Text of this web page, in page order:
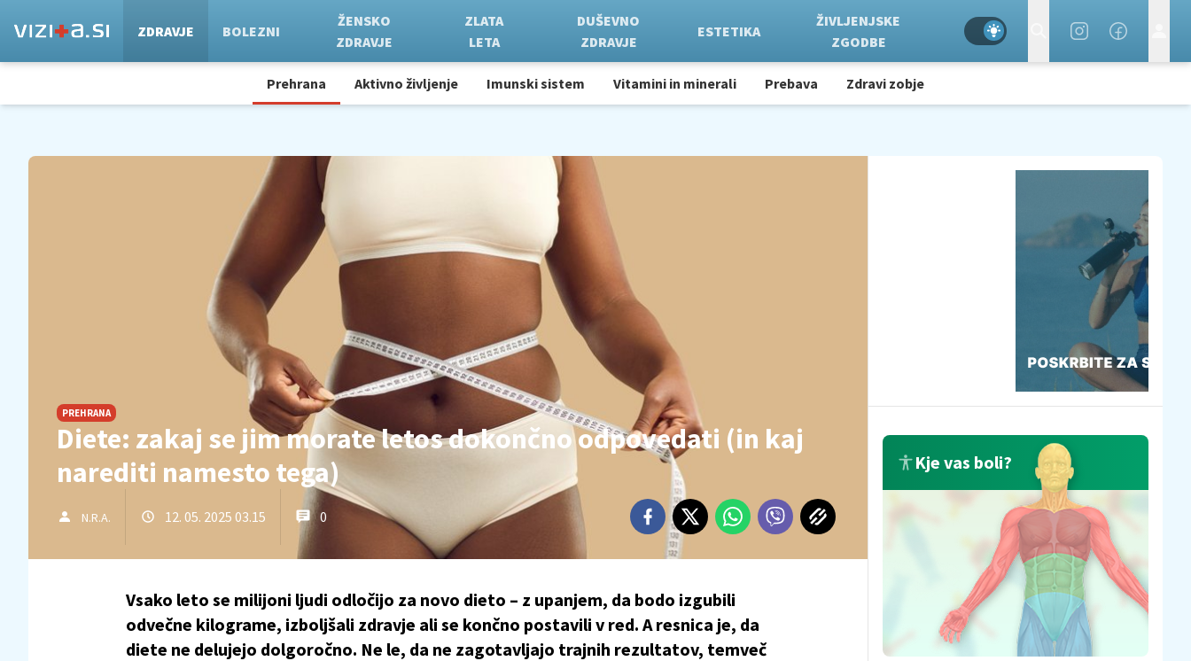
ZDRAVJE BOLEZNI
ŽENSKO
ZDRAVJE
ZLATA
LETA
DUŠEVNO
ZDRAVJE
ESTETIKA
ŽIVLJENJSKE
ZGODBE
Prehrana Aktivno življenje Imunski sistem Vitamini in minerali Prebava Zdravi zobje
PREHRANA
Diete: zakaj se jim morate letos dokončno odpovedati (in kaj
narediti namesto tega)
N.R.A. 12. 05. 2025 03.15 0
Vsako leto se milijoni ljudi odločijo za novo dieto – z upanjem, da bodo izgubili
odvečne kilograme, izboljšali zdravje ali se končno postavili v red. A resnica je, da
diete ne delujejo dolgoročno. Ne le, da ne zagotavljajo trajnih rezultatov, temveč
Kje vas boli?